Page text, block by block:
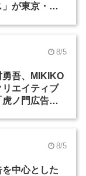
」が東京・豊
8/5
吾、MIKIKO
エイティブ
ノ門広告
8/5
を中心とした